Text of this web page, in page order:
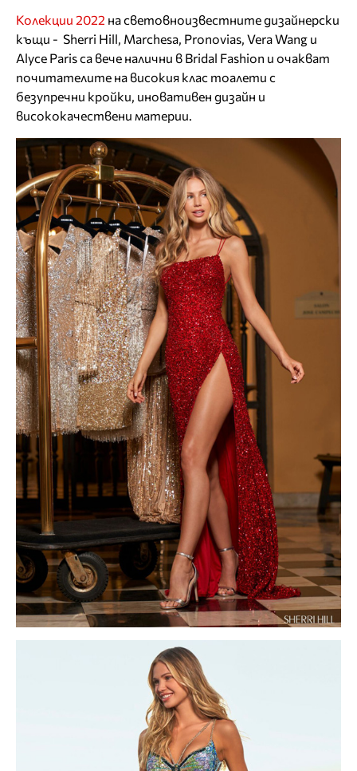
Колекции 2022 на световноизвестните дизайнерски
къщи - Sherri Hill, Marchesa, Pronovias, Vera Wang и
Alyce Paris са вече налични в Bridal Fashion и очакват
почитателите на високия клас тоалети с
безупречни кройки, иновативен дизайн и
висококачествени материи.